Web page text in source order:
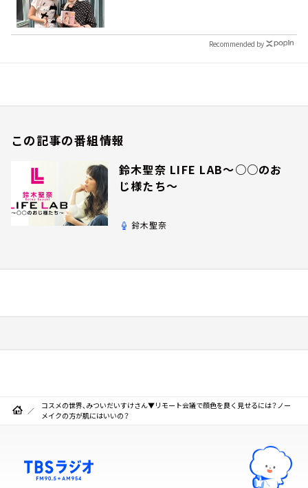
Recommended by
この記事の番組情報
鈴木聖奈 LIFE LAB～○○のお
じ様たち～
鈴木聖奈
コスメの世界、みついだいすけさん▼リモート会議で顔色を良く見せるには？ノー
メイクの方が肌にはいいの？